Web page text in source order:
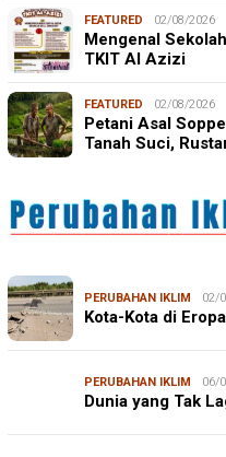
FEATURED 02/08/2026
Mengenal
TKIT Al Azizi
FEATURED 02/08/2026
Petani Asal
Tanah Suci,
PERUBAHAN IKLIM 02/
Kota-Kota di
PERUBAHAN IKLIM 06/
Dunia yang Tak